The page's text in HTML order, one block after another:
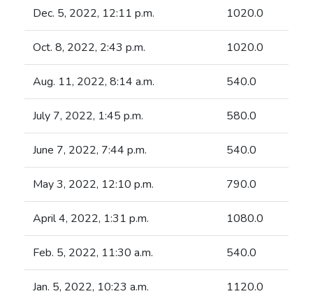
Dec. 5, 2022, 12:11 p.m. 1020.0
Oct. 8, 2022, 2:43 p.m. 1020.0
Aug. 11, 2022, 8:14 a.m. 540.0
July 7, 2022, 1:45 p.m. 580.0
June 7, 2022, 7:44 p.m. 540.0
May 3, 2022, 12:10 p.m. 790.0
April 4, 2022, 1:31 p.m. 1080.0
Feb. 5, 2022, 11:30 a.m. 540.0
Jan. 5, 2022, 10:23 a.m. 1120.0